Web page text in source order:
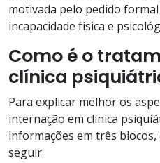
motivada pelo pedido
incapacidade física e
Como é o
clínica
Para explicar melhor os
internação em clínica
informações em três blocos,
seguir.